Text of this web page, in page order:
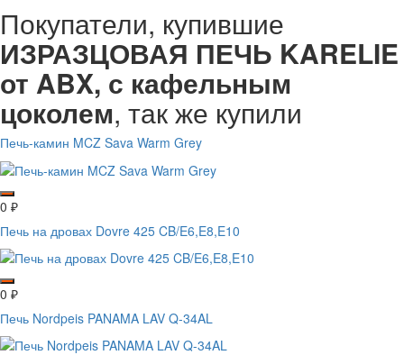
Покупатели, купившие
ИЗРАЗЦОВАЯ ПЕЧЬ KARELIE
от ABX, с кафельным
цоколем, так же купили
Печь-камин MCZ Sava Warm Grey
0 ₽
Печь на дровах Dovre 425 CB/E6,E8,E10
0 ₽
Печь Nordpeis PANAMA LAV Q-34AL